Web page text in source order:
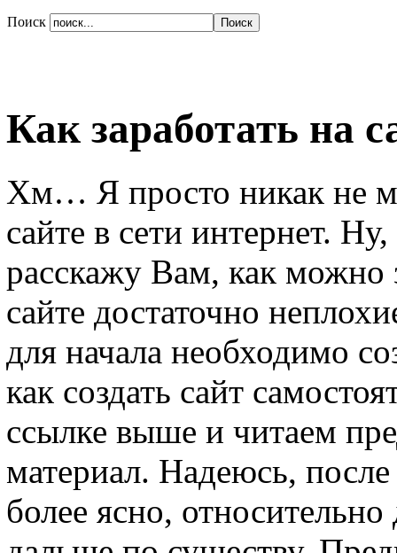
Поиск
Как заработать на
Хм… Я просто никак не
сайте в сети интернет.
расскажу Вам, как можно
сайте достаточно
для начала необходимо
как создать сайт
ссылке выше и читаем
материал. Надеюсь,
более ясно,